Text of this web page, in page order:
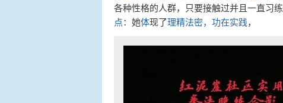
各种性格的人群，只要接触过并且一直习
点：她体现了理精法密，功在实践，